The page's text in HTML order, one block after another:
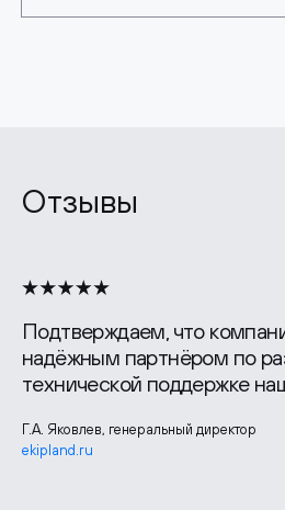
Отзывы
Подтверждаем, что
надёжным партнёром по
технической поддержке
Г.А. Яковлев, генеральный директор
ekipland.ru
Лидия Шудрико, руководитель отдела